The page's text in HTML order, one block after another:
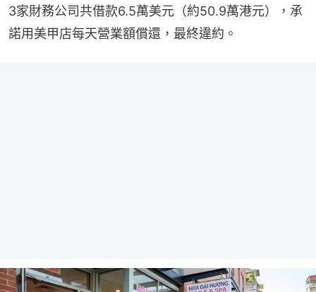
3家財務公司共借款6.5萬美元（約50.9萬港元），承
諾用美甲店每天營業額償還，最終違約。